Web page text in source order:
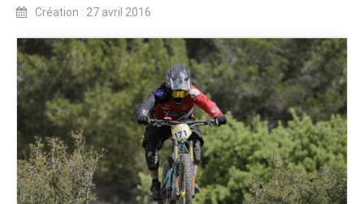
Partenaires 2022
Plans des spéciales 2022
Résultats 2022
Photos 2022
Edition 2020
Blog 2020
Dossier de Presse 2020
Création : 27 avril 2016